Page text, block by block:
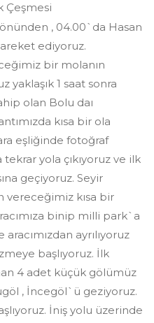
Çeşmesi
, 04.00`da Hasan
ediyoruz.
bir molanın
yaklaşık 1 saat sonra
olan Bolu daı
kısa bir ola
eşliğinde fotoğraf
yola çıkıyoruz ve ilk
geçiyoruz. Seyir
vereceğimiz kısa bir
binip milli park`a
ayrılıyoruz
başlıyoruz. İlk
4 adet küçük gölümüz
, İncegöl`ü geziyoruz.
İniş yolu üzerinde